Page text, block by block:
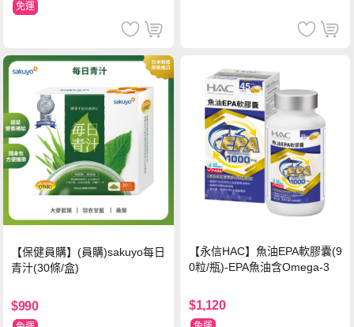
免運
【保健員購】(員購)sakuyo每日
青汁(30條/盒)
$990
【永信HAC】魚油EPA軟膠囊(9
0粒/瓶)-EPA魚油含Omega-3
$1,120